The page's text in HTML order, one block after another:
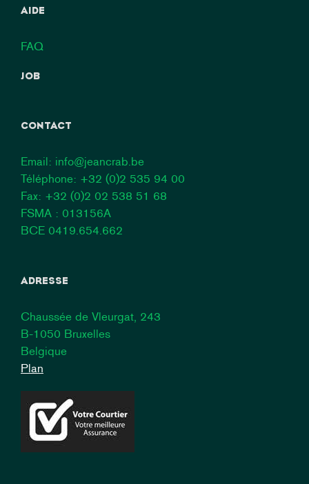
AIDE
FAQ
JOB
CONTACT
Email: info@jeancrab.be
Téléphone: +32 (0)2 535 94 00
Fax: +32 (0)2 02 538 51 68
FSMA : 013156A
BCE 0419.654.662
ADRESSE
Chaussée de Vleurgat, 243
B-1050 Bruxelles
Belgique
Plan